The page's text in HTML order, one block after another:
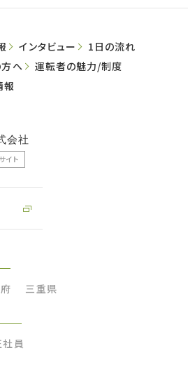
会社
イト
三重県
社員
インタビュー
1日の流れ
へ
運転者の魅力/制度
報